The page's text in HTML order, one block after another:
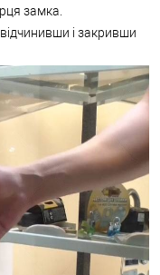
замка.
і закривши